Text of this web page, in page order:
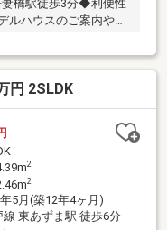
橋駅徒歩3分◆利便性
ハウスのご案内や建
【ラ
ミュレーションはも
イフサイクルの変化を
ョンを実施します
円 2SLDK
2
2
5月(築12年4ヶ月)
線 東あずま駅 徒歩6分